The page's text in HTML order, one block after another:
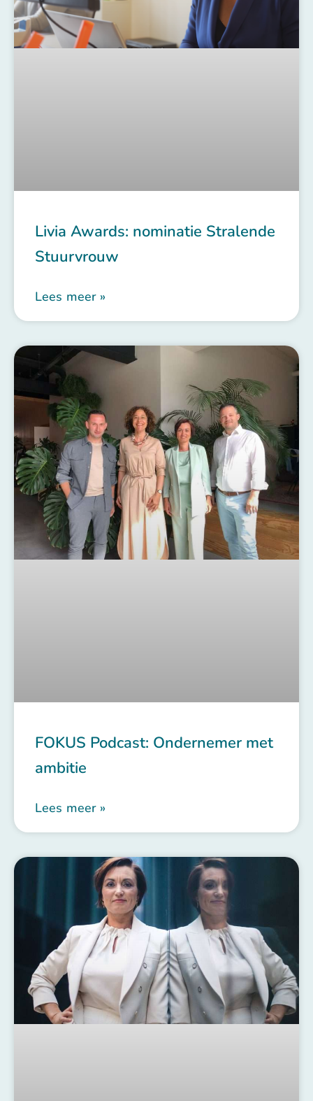
Livia Awards: nominatie Stralende
Stuurvrouw
Lees meer »
FOKUS Podcast: Ondernemer met
ambitie
Lees meer »